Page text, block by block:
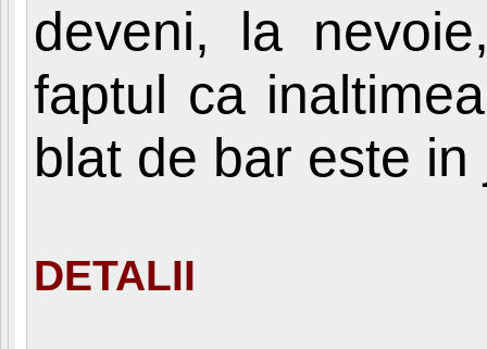
deveni, la
faptul ca
blat de bar este
DETALII